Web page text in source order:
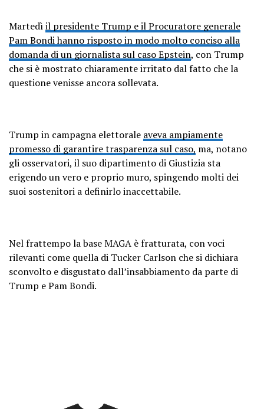
Martedìil presidente Trump e il Procuratore generale
Pam Bondi hanno risposto in modo molto conciso alla
domanda di un giornalista sul caso Epstein, con Trump
che si è mostrato chiaramente irritato dal fatto che la
questione venisse ancora sollevata.
Trump in campagna elettorale aveva ampiamente
promesso di garantire trasparenza sul caso, ma, notano
gli osservatori, il suo dipartimento di Giustizia sta
erigendo un vero e proprio muro, spingendo molti dei
suoi sostenitori a definirlo inaccettabile.
Nel frattempo la base MAGA è fratturata, con voci
rilevanti come quella di Tucker Carlson che si dichiara
sconvolto e disgustato dall’insabbiamento da parte di
Trump e Pam Bondi.